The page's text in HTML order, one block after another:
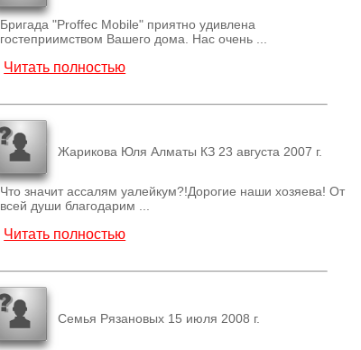
Бригада "Proffec Mobile" приятно удивлена
гостеприимством Вашего дома. Нас очень ...
Читать полностью
Жарикова Юля Алматы КЗ 23 августа 2007 г.
Что значит ассалям уалейкум?!Дорогие наши хозяева! От
всей души благодарим ...
Читать полностью
Семья Рязановых 15 июля 2008 г.